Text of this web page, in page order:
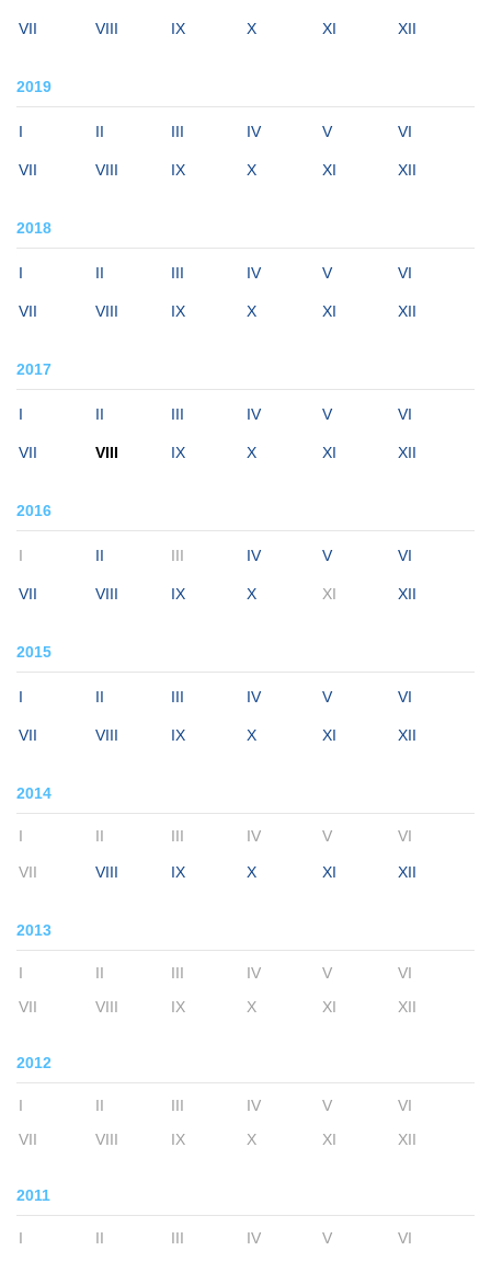
VII VIII IX X XI XII
2019
I II III IV V VI
VII VIII IX X XI XII
2018
I II III IV V VI
VII VIII IX X XI XII
2017
I II III IV V VI
VII VIII IX X XI XII
2016
I II III IV V VI
VII VIII IX X XI XII
2015
I II III IV V VI
VII VIII IX X XI XII
2014
I II III IV V VI
VII VIII IX X XI XII
2013
I II III IV V
VI
VII
VIII IX X XI XII
2012
I II III IV V
VI
VII
VIII IX X XI XII
2011
I II III IV V
VI